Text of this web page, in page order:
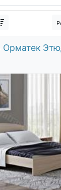
Орматек